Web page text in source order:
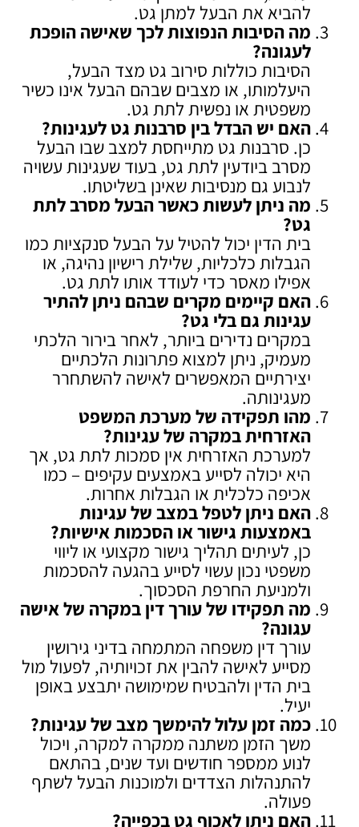
להביא את הבעל למתן גט.
מה הסיבות הנפוצות לכך שאישה הופכת
לעגונה?
הסיבות כוללות סירוב גט מצד הבעל,
היעלמותו, או מצבים שבהם הבעל אינו כשיר
משפטית או נפשית לתת גט.
האם יש הבדל בין סרבנות גט לעגינות?
כן. סרבנות גט מתייחסת למצב שבו הבעל
מסרב ביודעין לתת גט, בעוד שעגינות עשויה
לנבוע גם מנסיבות שאינן בשליטתו.
מה ניתן לעשות כאשר הבעל מסרב לתת
גט?
בית הדין יכול להטיל על הבעל סנקציות כמו
הגבלות כלכליות, שלילת רישיון נהיגה, או
אפילו מאסר כדי לעודד אותו לתת גט.
האם קיימים מקרים שבהם ניתן להתיר
עגינות גם בלי גט?
במקרים נדירים ביותר, לאחר בירור הלכתי
מעמיק, ניתן למצוא פתרונות הלכתיים
יצירתיים המאפשרים לאישה להשתחרר
מעגינותה.
מהו תפקידה של מערכת המשפט
האזרחית במקרה של עגינות?
למערכת האזרחית אין סמכות לתת גט, אך
היא יכולה לסייע באמצעים עקיפים – כמו
אכיפה כלכלית או הגבלות אחרות.
האם ניתן לטפל במצב של עגינות
באמצעות גישור או הסכמות אישיות?
כן, לעיתים תהליך גישור מקצועי או ליווי
משפטי נכון עשוי לסייע בהגעה להסכמות
ולמניעת החרפת הסכסוך.
מה תפקידו של עורך דין במקרה של אישה
עגונה?
עורך דין משפחה המתמחה בדיני גירושין
מסייע לאישה להבין את זכויותיה, לפעול מול
בית הדין ולהבטיח שמימושה יתבצע באופן
יעיל.
כמה זמן עלול להימשך מצב של עגינות?
משך הזמן משתנה ממקרה למקרה, ויכול
לנוע ממספר חודשים ועד שנים, בהתאם
להתנהלות הצדדים ולמוכנות הבעל לשתף
פעולה.
האם ניתן לאכוף גט בכפייה?